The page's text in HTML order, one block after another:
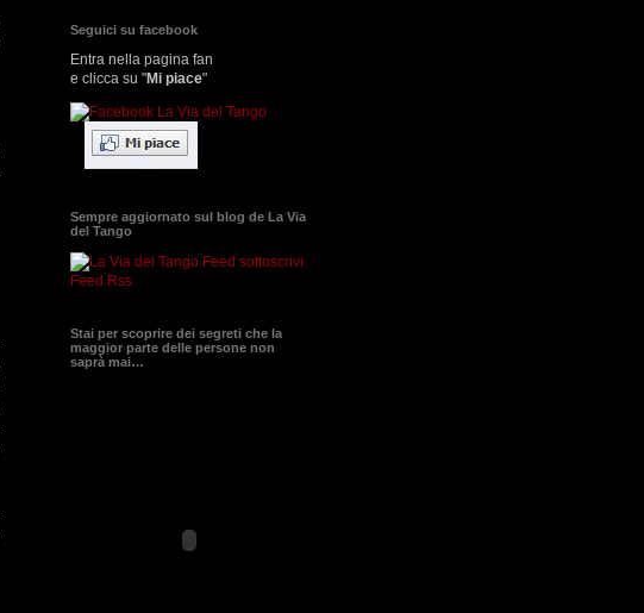
Seguici su facebook
Entra nella pagina fan
e clicca su "Mi piace"
Sempre aggiornato sul blog de La Via
del Tango
sottoscrivi
Feed Rss
Stai per scoprire dei segreti che la
maggior parte delle persone non
saprà mai…